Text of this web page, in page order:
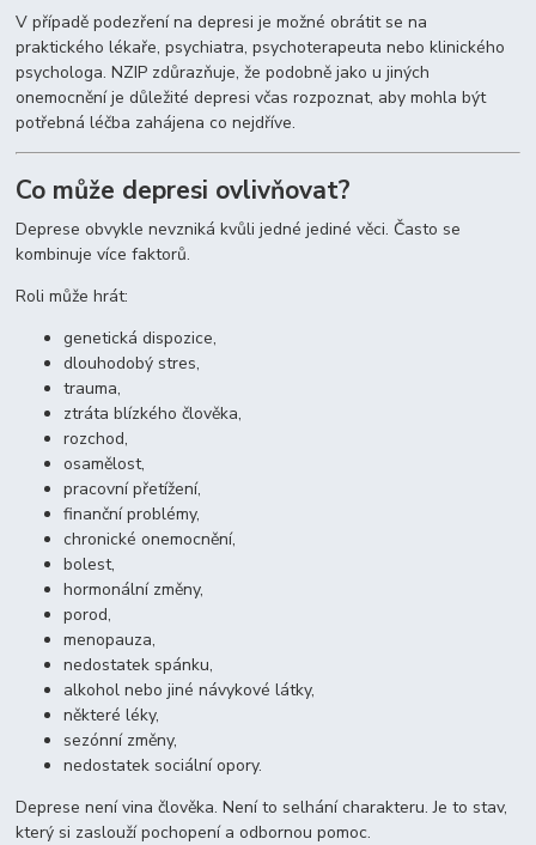
V případě podezření na depresi je možné obrátit se na
praktického lékaře, psychiatra, psychoterapeuta nebo klinického
psychologa. NZIP zdůrazňuje, že podobně jako u jiných
onemocnění je důležité depresi včas rozpoznat, aby mohla být
potřebná léčba zahájena co nejdříve.
Co může depresi ovlivňovat?
Deprese obvykle nevzniká kvůli jedné jediné věci. Často se
kombinuje více faktorů.
Roli může hrát:
genetická dispozice,
dlouhodobý stres,
trauma,
ztráta blízkého člověka,
rozchod,
osamělost,
pracovní přetížení,
finanční problémy,
chronické onemocnění,
bolest,
hormonální změny,
porod,
menopauza,
nedostatek spánku,
alkohol nebo jiné návykové látky,
některé léky,
sezónní změny,
nedostatek sociální opory.
Deprese není vina člověka. Není to selhání charakteru. Je to stav,
který si zaslouží pochopení a odbornou pomoc.